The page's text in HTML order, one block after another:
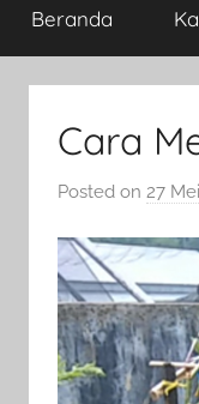
Beranda
Cara
Posted on 27